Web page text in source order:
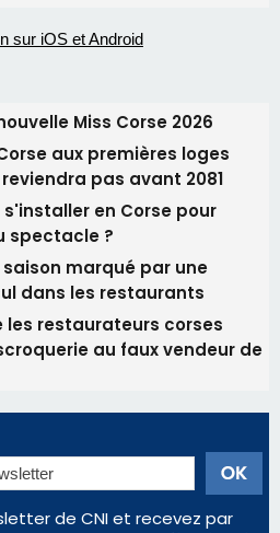
spectacle ?
dans les restaurants
restaurateurs corses
au faux vendeur de
de CNI et recevez par
et une sélection de